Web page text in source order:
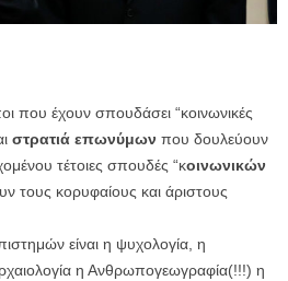
που έχουν σπουδάσει “κοινωνικές
στρατιά επωνύμων που δουλεύουν
τέτοιες σπουδές “κοινωνικών
τους κορυφαίους και άριστους
είναι η ψυχολογία, η
η Ανθρωπογεωγραφία(!!!) η